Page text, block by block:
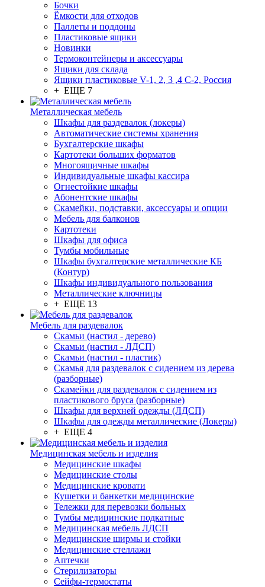
Бочки
Ёмкости для отходов
Паллеты и поддоны
Пластиковые ящики
Новинки
Термоконтейнеры и аксессуары
Ящики для склада
Ящики пластиковые V-1, 2, 3 ,4 С-2, Россия
+ ЕЩЕ 7
Металлическая мебель
Шкафы для раздевалок (локеры)
Автоматические системы хранения
Бухгалтерские шкафы
Картотеки больших форматов
Многоящичные шкафы
Индивидуальные шкафы кассира
Огнестойкие шкафы
Абонентские шкафы
Скамейки, подставки, аксессуары и опции
Мебель для балконов
Картотеки
Шкафы для офиса
Тумбы мобильные
Шкафы бухгалтерские металлические КБ
(Контур)
Шкафы индивидуального пользования
Металлические ключницы
+ ЕЩЕ 13
Мебель для раздевалок
Скамьи (настил - дерево)
Скамьи (настил - ЛДСП)
Скамьи (настил - пластик)
Скамья для раздевалок с сидением из дерева
(разборные)
Скамейки для раздевалок с сидением из
пластикового бруса (разборные)
Шкафы для верхней одежды (ЛДСП)
Шкафы для одежды металлические (Локеры)
+ ЕЩЕ 4
Медицинская мебель и изделия
Медицинские шкафы
Медицинские столы
Медицинские кровати
Кушетки и банкетки медицинские
Тележки для перевозки больных
Тумбы медицинские подкатные
Медицинская мебель ЛДСП
Медицинские ширмы и стойки
Медицинские стеллажи
Аптечки
Стерилизаторы
Сейфы-термостаты